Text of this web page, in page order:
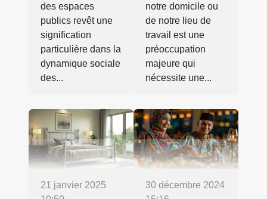
des espaces
publics revêt une
signification
particulière dans la
dynamique sociale
des...
notre domicile ou
de notre lieu de
travail est une
préoccupation
majeure qui
nécessite une...
21 janvier 2025
30 décembre 2024